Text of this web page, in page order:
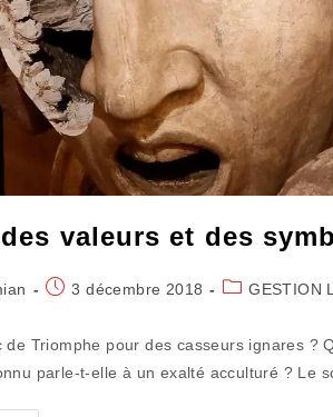
valeurs et des
Publication
3 décembre 2018
PostGESTION
de Triomphe pour des casseurs ignares ?
parle-t-elle à un exalté acculturé ? Le